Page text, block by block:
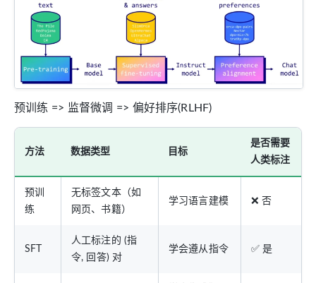
预训练 => 监督微调 => 偏好排序(RLHF)
方法 数据类型 目标
是否需要
人类标注
预训
练
无标签文本（如
网页、书籍）
学习语言建模 ❌ 否
SFT
人工标注的 (指
令, 回答) 对
学会遵从指令 ✅ 是